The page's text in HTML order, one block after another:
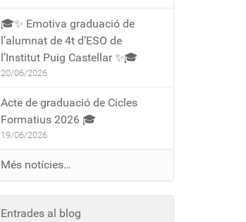
🎓✨ Emotiva graduació de
l’alumnat de 4t d’ESO de
l’Institut Puig Castellar ✨🎓
20/06/2026
Acte de graduació de Cicles
Formatius 2026 🎓
19/06/2026
Més notícies…
Entrades al blog